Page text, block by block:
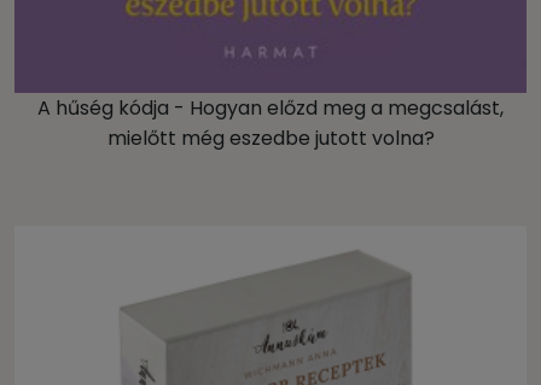
A hűség kódja - Hogyan előzd meg a megcsalást,
mielőtt még eszedbe jutott volna?